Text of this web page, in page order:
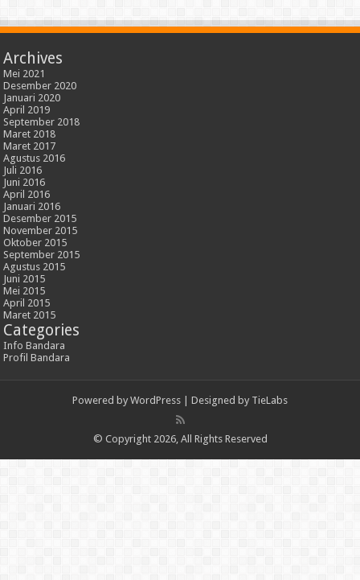
Archives
Mei 2021
Desember 2020
Januari 2020
April 2019
September 2018
Maret 2018
Maret 2017
Agustus 2016
Juli 2016
Juni 2016
April 2016
Januari 2016
Desember 2015
November 2015
Oktober 2015
September 2015
Agustus 2015
Juni 2015
Mei 2015
April 2015
Maret 2015
Categories
Info Bandara
Profil Bandara
Powered by WordPress | Designed by TieLabs
© Copyright 2026, All Rights Reserved